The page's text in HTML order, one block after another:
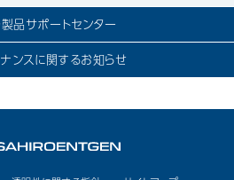
品サポートセンター
ンスに関するお知らせ